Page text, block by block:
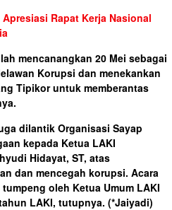
Rapat Kerja Nasional
mencanangkan 20 Mei sebagai
Korupsi dan menekankan
Tipikor untuk memberantas
dilantik Organisasi Sayap
kepada Ketua LAKI
Hidayat, ST, atas
dan mencegah korupsi. Acara
oleh Ketua Umum LAKI
LAKI, tutupnya. (*Jaiyadi)